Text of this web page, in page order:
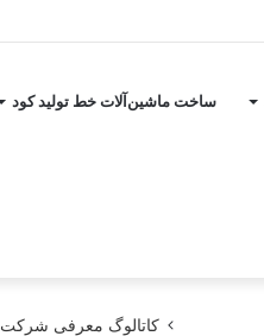
ساخت ماشین‌آلات خط تولید کود
کاتالوگ معرفی شرکت